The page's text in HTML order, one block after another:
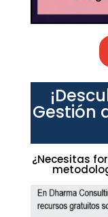
Gestión
¿Necesitas